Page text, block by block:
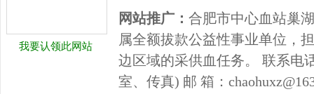
我要认领此网站
网站推广： 合肥市中心血站巢
属全额拔款公益性事业单位，
边区域的采供血任务。 联系电
室、传真) 邮 箱：